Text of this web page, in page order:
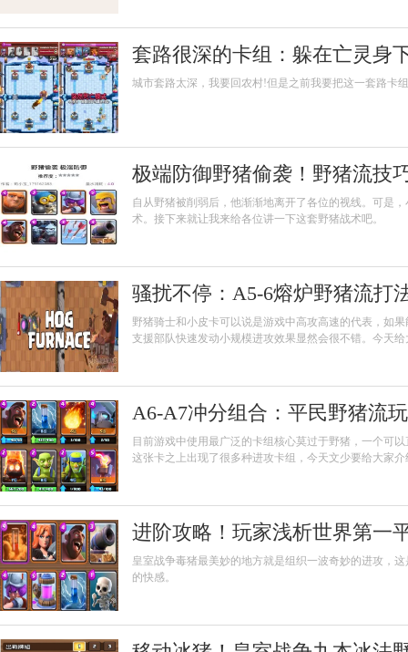
套路很深的卡组：躲在亡灵身
城市套路太深，我要回农村!但是之前我要把这一套路卡
极端防御野猪偷袭！野猪流技
自从野猪被削弱后，他渐渐地离开了各位的视线。可是
术。接下来就让我来给各位讲一下这套野猪战术吧。
骚扰不停：A5-6熔炉野猪流打
野猪骑士和小皮卡可以说是游戏中高攻高速的代表，如
支援部队快速发动小规模进攻效果显然会很不错。今天
A6-A7冲分组合：平民野猪流
目前游戏中使用最广泛的卡组核心莫过于野猪，一个可
这张卡之上出现了很多种进攻卡组，今天文少要给大家
进阶攻略！玩家浅析世界第一
皇室战争毒猪最美妙的地方就是组织一波奇妙的进攻，
的快感。